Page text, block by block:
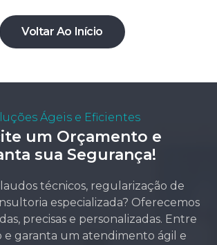
Voltar Ao Início
Ágeis e Eficientes
um Orçamento e
sua Segurança!
técnicos, regularização de
especializada? Oferecemos
precisas e personalizadas. Entre
e garanta um atendimento ágil e